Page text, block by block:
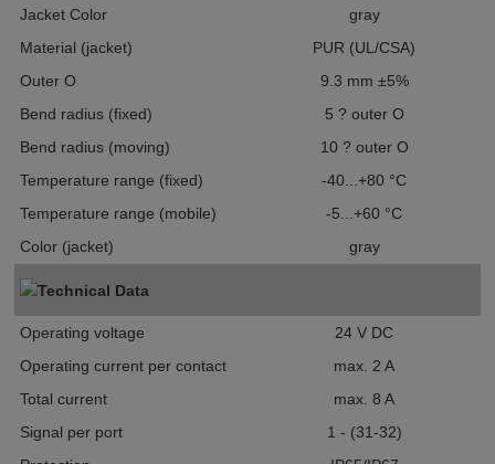
Jacket Color
gray
Material (jacket)
PUR (UL/CSA)
Outer O
9.3 mm ±5%
Bend radius (fixed)
5 ? outer O
Bend radius (moving)
10 ? outer O
Temperature range (fixed)
-40...+80 °C
Temperature range (mobile)
-5...+60 °C
Color (jacket)
gray
Technical Data
Operating voltage
24 V DC
Operating current per contact
max. 2 A
Total current
max. 8 A
Signal per port
1 - (31-32)